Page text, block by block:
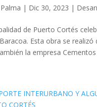
| Dic 30, 2023 |
de Puerto Cortés
Esta obra se
la empresa Cementos